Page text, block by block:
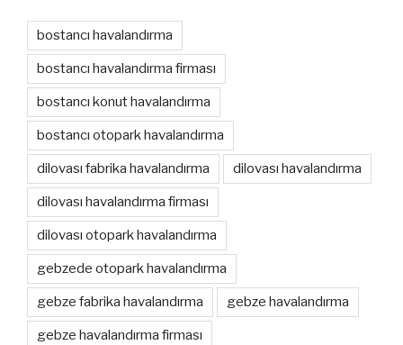
bostancı havalandırma
bostancı havalandırma firması
bostancı konut havalandırma
bostancı otopark havalandırma
dilovası fabrika havalandırma dilovası havalandırma
dilovası havalandırma firması
dilovası otopark havalandırma
gebzede otopark havalandırma
gebze fabrika havalandırma gebze havalandırma
gebze havalandırma firması